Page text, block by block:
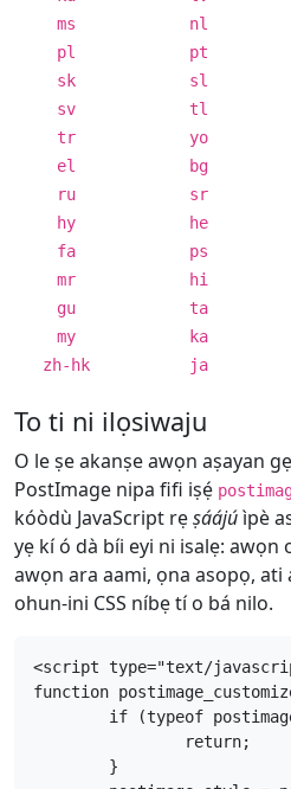
ms
nl
pl
pt
sk
sl
sv
tl
tr
yo
el
bg
ru
sr
hy
he
fa
ps
mr
hi
gu
ta
my
ka
zh-hk
ja
To ti ni ilọsiwaju
O le ṣe akanṣe awọn aṣayan
PostImage nipa fifi iṣẹ́
kóòdù JavaScript rẹṣáájúìpè
yẹ kí ó dà bíi eyi ni isalẹ:
awọn ara aami, ọna asopọ, ati
ohun-ini CSS níbẹ tí o bá nilo.
<script type="text/
function